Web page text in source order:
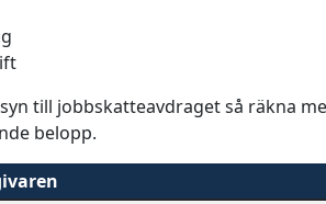
till jobbskatteavdraget så räkna
belopp.